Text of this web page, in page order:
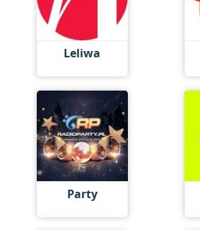
Leliwa
Party